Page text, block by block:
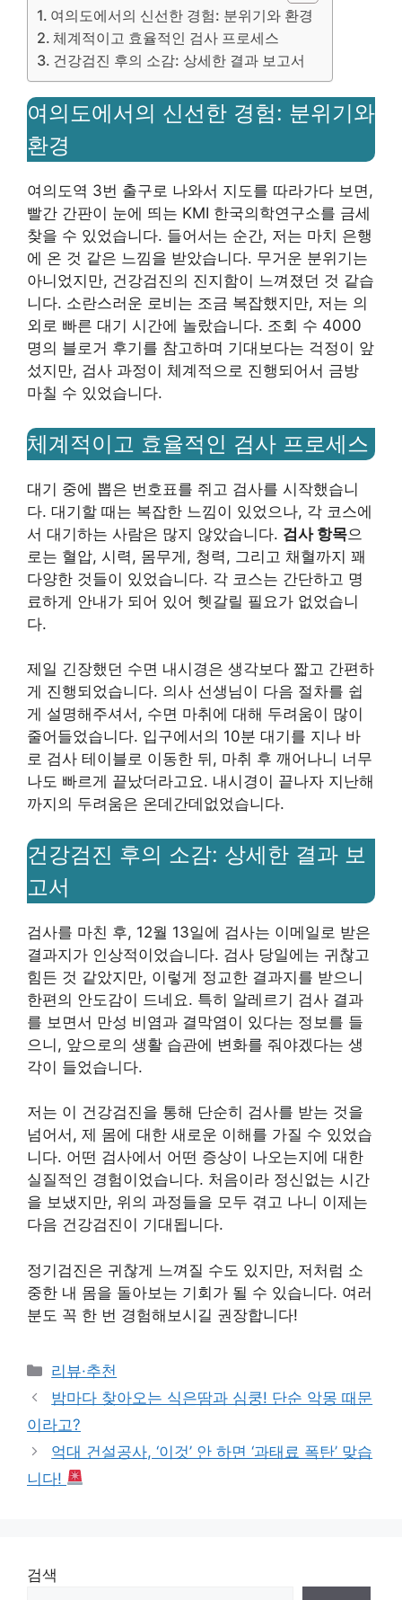
여의도에서의 신선한 경험: 분위기와 환경
체계적이고 효율적인 검사 프로세스
건강검진 후의 소감: 상세한 결과 보고서
여의도에서의 신선한 경험: 분위기와
환경
여의도역 3번 출구로 나와서 지도를 따라가다 보면,
빨간 간판이 눈에 띄는 KMI 한국의학연구소를 금세
찾을 수 있었습니다. 들어서는 순간, 저는 마치 은행
에 온 것 같은 느낌을 받았습니다. 무거운 분위기는
아니었지만, 건강검진의 진지함이 느껴졌던 것 같습
니다. 소란스러운 로비는 조금 복잡했지만, 저는 의
외로 빠른 대기 시간에 놀랐습니다. 조회 수 4000
명의 블로거 후기를 참고하며 기대보다는 걱정이 앞
섰지만, 검사 과정이 체계적으로 진행되어서 금방
마칠 수 있었습니다.
체계적이고 효율적인 검사 프로세스
대기 중에 뽑은 번호표를 쥐고 검사를 시작했습니
다. 대기할 때는 복잡한 느낌이 있었으나, 각 코스에
서 대기하는 사람은 많지 않았습니다. 검사 항목으
로는 혈압, 시력, 몸무게, 청력, 그리고 채혈까지 꽤
다양한 것들이 있었습니다. 각 코스는 간단하고 명
료하게 안내가 되어 있어 헷갈릴 필요가 없었습니
다.
제일 긴장했던 수면 내시경은 생각보다 짧고 간편하
게 진행되었습니다. 의사 선생님이 다음 절차를 쉽
게 설명해주셔서, 수면 마취에 대해 두려움이 많이
줄어들었습니다. 입구에서의 10분 대기를 지나 바
로 검사 테이블로 이동한 뒤, 마취 후 깨어나니 너무
나도 빠르게 끝났더라고요. 내시경이 끝나자 지난해
까지의 두려움은 온데간데없었습니다.
건강검진 후의 소감: 상세한 결과 보
고서
검사를 마친 후, 12월 13일에 검사는 이메일로 받은
결과지가 인상적이었습니다. 검사 당일에는 귀찮고
힘든 것 같았지만, 이렇게 정교한 결과지를 받으니
한편의 안도감이 드네요. 특히 알레르기 검사 결과
를 보면서 만성 비염과 결막염이 있다는 정보를 들
으니, 앞으로의 생활 습관에 변화를 줘야겠다는 생
각이 들었습니다.
저는 이 건강검진을 통해 단순히 검사를 받는 것을
넘어서, 제 몸에 대한 새로운 이해를 가질 수 있었습
니다. 어떤 검사에서 어떤 증상이 나오는지에 대한
실질적인 경험이었습니다. 처음이라 정신없는 시간
을 보냈지만, 위의 과정들을 모두 겪고 나니 이제는
다음 건강검진이 기대됩니다.
정기검진은 귀찮게 느껴질 수도 있지만, 저처럼 소
중한 내 몸을 돌아보는 기회가 될 수 있습니다. 여러
분도 꼭 한 번 경험해보시길 권장합니다!
Categories
리뷰·추천
밤마다 찾아오는 식은땀과 심쿵! 단순 악몽 때문
이라고?
억대 건설공사, ‘이것’ 안 하면 ‘과태료 폭탄’ 맞습
니다!
검색